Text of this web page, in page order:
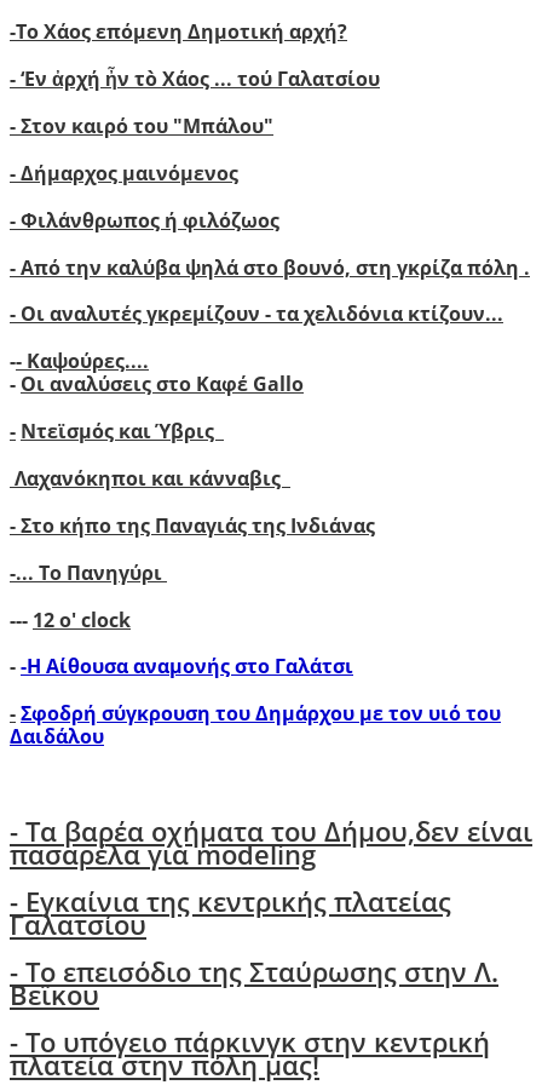
-Το Χάος επόμενη Δημοτική αρχή?
-‘Εν ἀρχή ἦν τὸ Χάος ... τού Γαλατσίου
-Στον καιρό του "Μπάλου"
- Δήμαρχος μαινόμενος
- Φιλάνθρωπος ή φιλόζωος
- Από την καλύβα ψηλά στο βουνό, στη γκρίζα πόλη .
- Οι αναλυτές γκρεμίζουν - τα χελιδόνια κτίζουν...
-- Καψούρες....
- Οι αναλύσεις στο Καφέ Gallo
- Ντεϊσμός και Ύβρις
Λαχανόκηποι και κάνναβις
- Στο κήπο της Παναγιάς της Ινδιάνας
-... Το Πανηγύρι
--- 12 ο' clock
--Η Αίθουσα αναμονής στο Γαλάτσι
-Σφοδρή σύγκρουση του Δημάρχου με τον υιό του
Δαιδάλου
- Tα βαρέα οχήματα του Δήμου,δεν είναι
πασαρέλα για modeling
- Εγκαίνια της κεντρικής πλατείας
Γαλατσίου
- Το επεισόδιο της Σταύρωσης στην Λ.
Βεϊκου
- Το υπόγειο πάρκινγκ στην κεντρική
πλατεία στην πόλη μας!